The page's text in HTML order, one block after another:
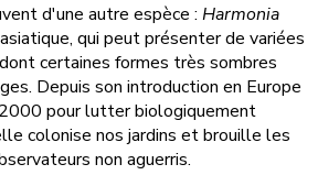
d'une autre espèce : Harmonia
qui peut présenter de variées
certaines formes très sombres
Depuis son introduction en Europe
pour lutter biologiquement
colonise nos jardins et brouille les
non aguerris.